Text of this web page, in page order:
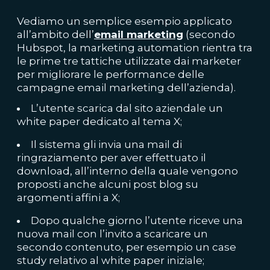
Vediamo un semplice esempio applicato
all’ambito dell’email marketing (secondo
Hubspot, la marketing automation rientra tra
le prime tre tattiche utilizzate dai marketer
per migliorare le performance delle
campagne email marketing dell’azienda).
L’utente scarica dal sito aziendale un
white paper dedicato al tema X;
Il sistema gli invia una mail di
ringraziamento per aver effettuato il
download, all’interno della quale vengono
proposti anche alcuni post blog su
argomenti affini a X;
Dopo qualche giorno l’utente riceve una
nuova mail con l’invito a scaricare un
secondo contenuto, per esempio un case
study relativo al white paper iniziale;